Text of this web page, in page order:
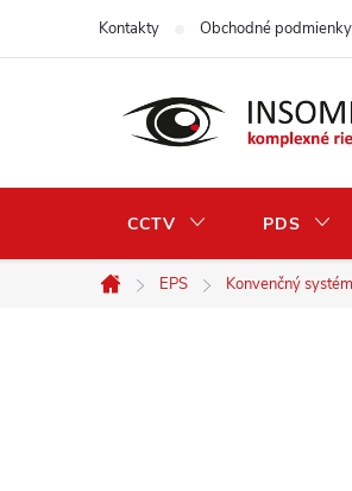
Kontakty Obchodné podmienky
CCTV PDS
Domov
EPS Konvenčný systém